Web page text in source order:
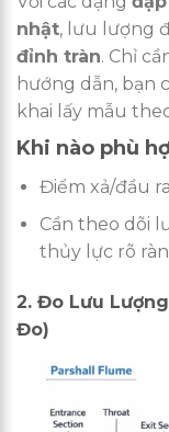
nhật, lưu lượng
đỉnh tràn. Chỉ
hướng dẫn, bạn
khai lấy mẫu
Khi nào phù
Điểm xả/đầu
Cần theo dõi
thủy lực rõ
2. Đo Lưu
Đo)